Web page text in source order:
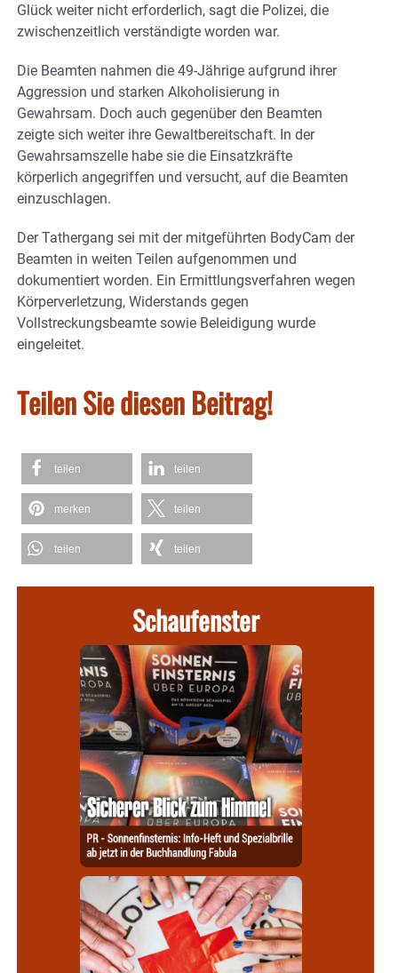
Glück weiter nicht erforderlich, sagt die Polizei, die
zwischenzeitlich verständigte worden war.
Die Beamten nahmen die 49-Jährige aufgrund ihrer
Aggression und starken Alkoholisierung in
Gewahrsam. Doch auch gegenüber den Beamten
zeigte sich weiter ihre Gewaltbereitschaft. In der
Gewahrsamszelle habe sie die Einsatzkräfte
körperlich angegriffen und versucht, auf die Beamten
einzuschlagen.
Der Tathergang sei mit der mitgeführten BodyCam der
Beamten in weiten Teilen aufgenommen und
dokumentiert worden. Ein Ermittlungsverfahren wegen
Körperverletzung, Widerstands gegen
Vollstreckungsbeamte sowie Beleidigung wurde
eingeleitet.
Teilen Sie diesen Beitrag!
teilen teilen
merken teilen
teilen teilen
Schaufenster